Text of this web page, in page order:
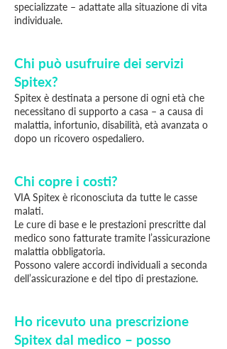
specializzate – adattate alla situazione di vita
individuale.
Chi può usufruire dei servizi
Spitex?
Spitex è destinata a persone di ogni età che
necessitano di supporto a casa – a causa di
malattia, infortunio, disabilità, età avanzata o
dopo un ricovero ospedaliero.
Chi copre i costi?
VIA Spitex è riconosciuta da tutte le casse
malati.
Le cure di base e le prestazioni prescritte dal
medico sono fatturate tramite l’assicurazione
malattia obbligatoria.
Possono valere accordi individuali a seconda
dell’assicurazione e del tipo di prestazione.
Ho ricevuto una prescrizione
Spitex dal medico – posso